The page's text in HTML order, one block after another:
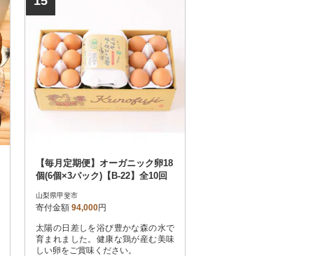
【毎月定期便】オーガニック卵18
個(6個×3パック)【B-22】全10回
山梨県甲斐市
寄付金額 94,000円
太陽の日差しを浴び豊かな森の水で
育まれました。健康な鶏が産む美味
しい卵をご賞味ください。